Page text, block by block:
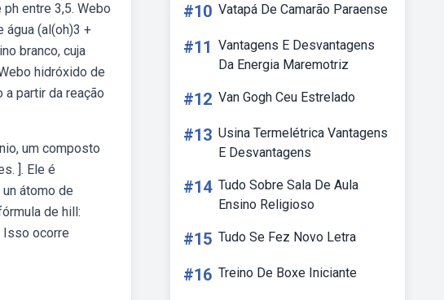
entre 3,5. Webo
(al(oh)3 +
branco, cuja
hidróxido de
a partir da reação
um composto
]. Ele é
átomo de
de hill:
Isso ocorre
#10 Vatapá De Camarão Paraense
#11 Vantagens E Desvantagens
Da Energia Maremotriz
#12 Van Gogh Ceu Estrelado
#13 Usina Termelétrica Vantagens
E Desvantagens
#14 Tudo Sobre Sala De Aula
Ensino Religioso
#15 Tudo Se Fez Novo Letra
#16 Treino De Boxe Iniciante